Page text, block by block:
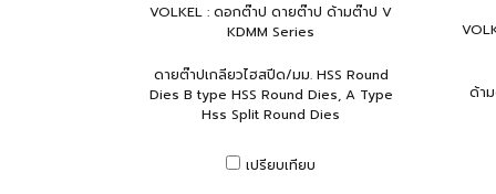
VOLKEL : ดอกต๊าป ดายต๊าป ด้ามต๊าป V
KDMM Series
ดายต๊าปเกลียวไฮสปีด/มม. HSS Round
Dies B type HSS Round Dies, A Type
Hss Split Round Dies
เปรียบเทียบ
ด้า